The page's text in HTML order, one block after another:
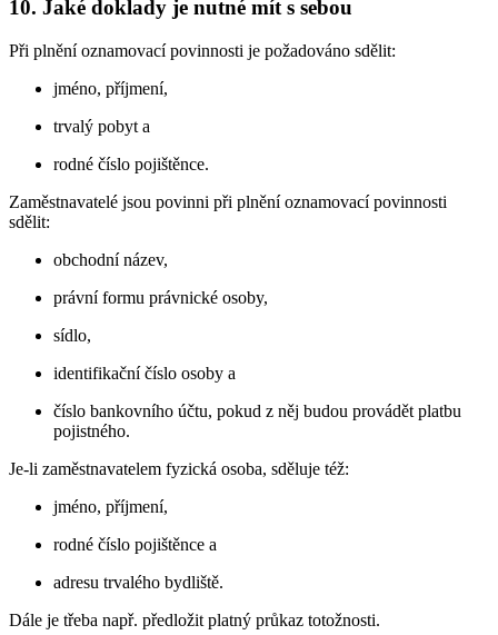
10. Jaké doklady je nutné mít s sebou
Při plnění oznamovací povinnosti je požadováno sdělit:
jméno, příjmení,
trvalý pobyt a
rodné číslo pojištěnce.
Zaměstnavatelé jsou povinni při plnění oznamovací povinnosti
sdělit:
obchodní název,
právní formu právnické osoby,
sídlo,
identifikační číslo osoby a
číslo bankovního účtu, pokud z něj budou provádět platbu
pojistného.
Je-li zaměstnavatelem fyzická osoba, sděluje též:
jméno, příjmení,
rodné číslo pojištěnce a
adresu trvalého bydliště.
Dále je třeba např. předložit platný průkaz totožnosti.